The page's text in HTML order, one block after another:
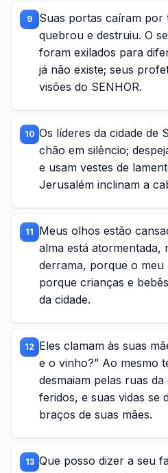
9
Suas portas caíram por
quebrou e destruiu. O
foram exilados para
já não existe; seus
visões do SENHOR.
10 Os líderes da cidade de
chão em silêncio;
e usam vestes de
Jerusalém inclinam a
11
Meus olhos estão
alma está atormentada,
derrama, porque o
porque crianças e
da cidade.
12 Eles clamam às suas
e o vinho?” Ao mesmo
desmaiam pelas ruas
feridos, e suas vidas se
braços de suas mães.
13 Que posso dizer a seu